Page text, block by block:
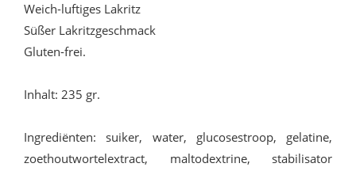
Weich-luftiges Lakritz
Süßer Lakritzgeschmack
Gluten-frei.
Inhalt: 235 gr.
Ingrediënten: suiker, water, glucosestroop, gelatine,
zoethoutwortelextract, maltodextrine, stabilisator